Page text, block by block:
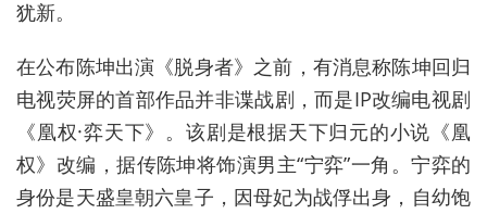
犹新。
在公布陈坤出演《脱身者》之前，有消息称陈坤回归
电视荧屏的首部作品并非谍战剧，而是IP改编电视剧
《凰权·弈天下》。该剧是根据天下归元的小说《凰
权》改编，据传陈坤将饰演男主“宁弈”一角。宁弈的
身份是天盛皇朝六皇子，因母妃为战俘出身，自幼饱